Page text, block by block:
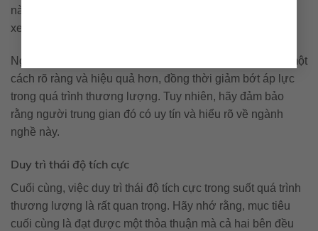
này nên là người có kinh nghiệm trong lĩnh vực mua bán
xe cũ để giúp bạn đạt được mức giá tốt nhất.
Người trung gian có thể giúp bạn truyền đạt thông điệp một
cách rõ ràng và hiệu quả hơn, đồng thời giảm bớt áp lực
trong quá trình thương lượng. Tuy nhiên, hãy đảm bảo
rằng người trung gian đó có uy tín và hiểu rõ về ngành
nghề này.
Duy trì thái độ tích cực
Cuối cùng, việc duy trì thái độ tích cực trong suốt quá trình
thương lượng là rất quan trọng. Hãy nhớ rằng, mục tiêu
cuối cùng là đạt được một thỏa thuận mà cả hai bên đều